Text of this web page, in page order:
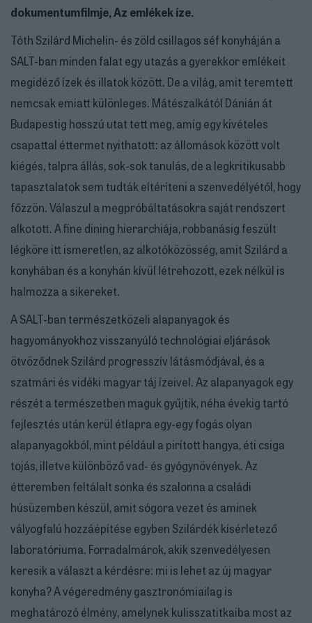
dokumentumfilmje, Az emlékek íze.
Tóth Szilárd Michelin- és zöld csillagos séf konyháján a
SALT-ban minden falat egy utazás a gyerekkor emlékeit
megidéző ízek és illatok között. De a világ, amit teremtett
nemcsak emiatt különleges. Mátészalkától Dánián át
Budapestig hosszú utat tett meg, amíg egy kivételes
csapattal éttermet nyithatott: az állomások között volt
kiégés, talpra állás, sok-sok tanulás, de a legkritikusabb
tapasztalatok sem tudták eltéríteni a szenvedélyétől, hogy
főzzön. Válaszul a megpróbáltatásokra saját rendszert
alkotott. A fine dining hierarchiája, robbanásig feszült
légköre itt ismeretlen, az alkotóközösség, amit Szilárd a
konyhában és a konyhán kívül létrehozott, ezek nélkül is
halmozza a sikereket.
A SALT-ban természetközeli alapanyagok és
hagyományokhoz visszanyúló technológiai eljárások
ötvöződnek Szilárd progresszív látásmódjával, és a
szatmári és vidéki magyar táj ízeivel. Az alapanyagok egy
részét a természetben maguk gyűjtik, néha évekig tartó
fejlesztés után kerül étlapra egy-egy fogás olyan
alapanyagokból, mint például a pirított hangya, éti csiga
tojás, illetve különböző vad- és gyógynövények. Az
étteremben feltálalt sonka és szalonna a családi
húsüzemben készül, amit sógora vezet és aminek
vályogfalú hozzáépítése egyben Szilárdék kísérletező
laboratóriuma. Forradalmárok, akik szenvedélyesen
keresik a választ a kérdésre: mi is lehet az új magyar
konyha? A végeredmény gasztronómiailag is
meghatározó élmény, amelynek kulisszatitkaiba most az